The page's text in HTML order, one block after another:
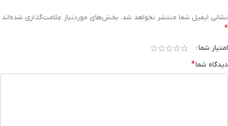
نشانی ایمیل شما منتشر نخواهد شد. بخش‌های موردنیاز علامت‌گذاری شده‌اند
*
امتیاز شما
دیدگاه شما*